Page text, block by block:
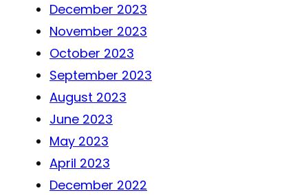
December 2023
November 2023
October 2023
September 2023
August 2023
June 2023
May 2023
April 2023
December 2022